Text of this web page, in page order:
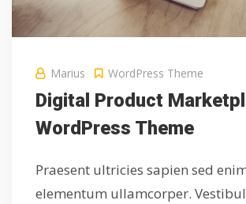
Marius WordPress Theme
Digital Product
WordPress Theme
Praesent ultricies sapien sed
elementum ullamcorper.